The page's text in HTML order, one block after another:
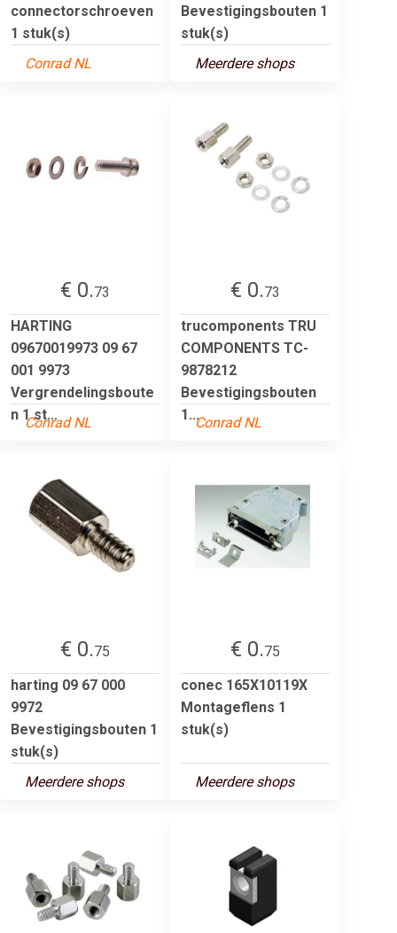
connectorschroeven
1 stuk(s)
Conrad NL
Bevestigingsbouten 1
stuk(s)
Meerdere shops
€ 0.73
HARTING
09670019973 09 67
001 9973
Vergrendelingsboute
n 1 st...
Conrad NL
€ 0.73
trucomponents TRU
COMPONENTS TC-
9878212
Bevestigingsbouten
1...Conrad NL
€ 0.75
harting 09 67 000
9972
Bevestigingsbouten 1
stuk(s)
Meerdere shops
€ 0.75
conec 165X10119X
Montageflens 1
stuk(s)
Meerdere shops